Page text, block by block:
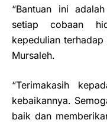
“Bantuan ini
setiap cobaan
kepedulian
Mursaleh.
“Terimakasih
kebaikannya.
baik dan